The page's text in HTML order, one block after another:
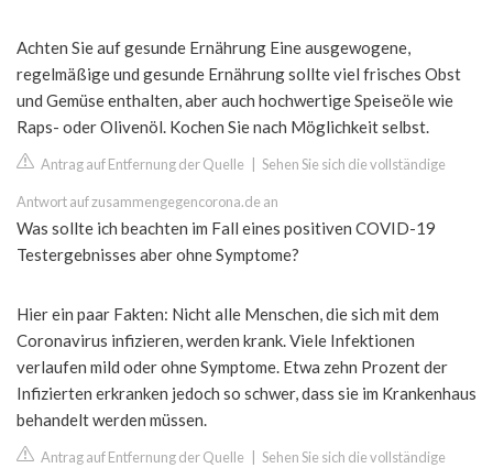
Achten Sie auf gesunde Ernährung Eine ausgewogene,
regelmäßige und gesunde Ernährung sollte viel frisches Obst
und Gemüse enthalten, aber auch hochwertige Speiseöle wie
Raps- oder Olivenöl. Kochen Sie nach Möglichkeit selbst.
Antrag auf Entfernung der Quelle Sehen Sie sich die vollständige
Antwort auf zusammengegencorona.de an
Was sollte ich beachten im Fall eines positiven COVID-19
Testergebnisses aber ohne Symptome?
Hier ein paar Fakten: Nicht alle Menschen, die sich mit dem
Coronavirus infizieren, werden krank. Viele Infektionen
verlaufen mild oder ohne Symptome. Etwa zehn Prozent der
Infizierten erkranken jedoch so schwer, dass sie im Krankenhaus
behandelt werden müssen.
Antrag auf Entfernung der Quelle Sehen Sie sich die vollständige